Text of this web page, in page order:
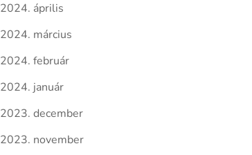
2024. április
2024. március
2024. február
2024. január
2023. december
2023. november